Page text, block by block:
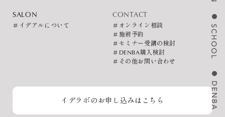
SALON
＃イデアルについて
CONTACT
＃オンライン相談
＃施術予約
＃セミナー受講の検討
＃DENBA購入検討
＃その他お問い合わせ
イデラボのお申し込みはこちら